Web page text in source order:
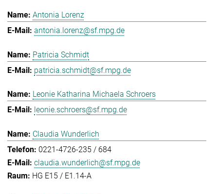
Antonia Lorenz
antonia.lorenz@sf.mpg.de
Patricia Schmidt
patricia.schmidt@sf.mpg.de
Leonie Katharina Michaela Schroers
leonie.schroers@sf.mpg.de
Claudia Wunderlich
0221-4726-235 / 684
claudia.wunderlich@sf.mpg.de
HG E15 / E1.14-A